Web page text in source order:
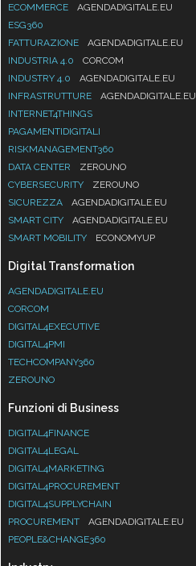
ECOMMERCE
AGENDADIGITALE.EU
ESG360
FATTURAZIONE
AGENDADIGITALE.EU
INDUSTRIA 4.0
CORCOM
INDUSTRY 4.0
AGENDADIGITALE.EU
INFRASTRUTTURE
AGENDADIGITALE.EU
INTERNET4THINGS
PAGAMENTIDIGITALI
RISKMANAGEMENT360
DATA CENTER
ZEROUNO
CYBERSECURITY
ZEROUNO
SICUREZZA
AGENDADIGITALE.EU
SMART CITY
AGENDADIGITALE.EU
SMART MOBILITY
ECONOMYUP
Digital Transformation
AGENDADIGITALE.EU
CORCOM
DIGITAL4EXECUTIVE
DIGITAL4PMI
TECHCOMPANY360
ZEROUNO
Funzioni di Business
DIGITAL4FINANCE
DIGITAL4LEGAL
DIGITAL4MARKETING
DIGITAL4PROCUREMENT
DIGITAL4SUPPLYCHAIN
PROCUREMENT
AGENDADIGITALE.EU
PEOPLE&CHANGE360